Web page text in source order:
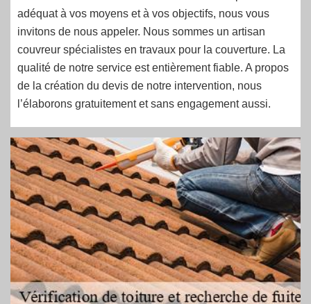
adéquat à vos moyens et à vos objectifs, nous vous
invitons de nous appeler. Nous sommes un artisan
couvreur spécialistes en travaux pour la couverture. La
qualité de notre service est entièrement fiable. A propos
de la création du devis de notre intervention, nous
l’élaborons gratuitement et sans engagement aussi.